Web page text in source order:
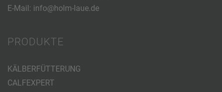
E-Mail: info@holm-laue.de
PRODUKTE
KÄLBERFÜTTERUNG
CALFEXPERT